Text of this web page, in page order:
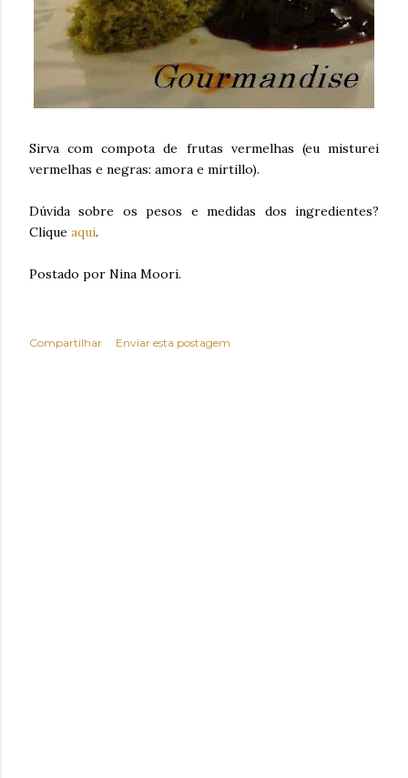
Sirva com compota de frutas vermelhas (eu misturei
vermelhas e negras: amora e mirtillo).
Dúvida sobre os pesos e medidas dos ingredientes?
Clique aqui.
Postado por Nina Moori.
Compartilhar Enviar esta postagem